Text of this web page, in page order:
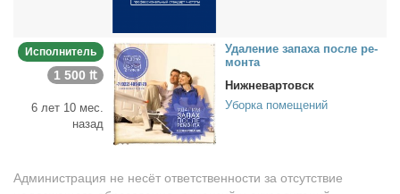
Исполнитель
1 500 ₶
6 лет 10 мес.
назад
Уда­ле­ние за­па­ха по­сле ре­
мон­та
Нижневартовск
Уборка помещений
Администрация не несёт ответственности за отсутствие